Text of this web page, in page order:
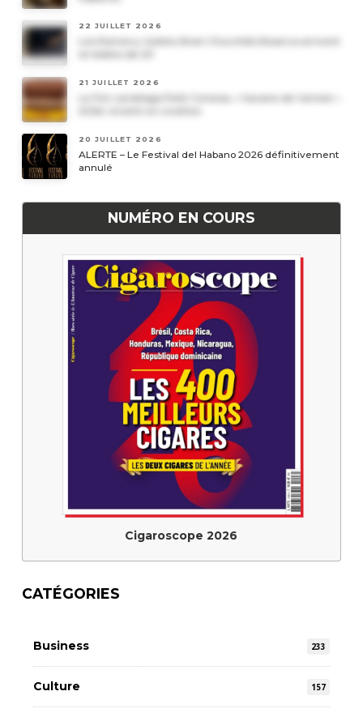
22 JUILLET 2026
21 JUILLET 2026
Le Por Larrañaga Petit Coronas, « havane de l’année »
20 JUILLET 2026
ALERTE – Le Festival del Habano 2026 définitivement
annulé
NUMÉRO EN COURS
Cigaroscope 2026
CATÉGORIES
Business 233
Culture 157